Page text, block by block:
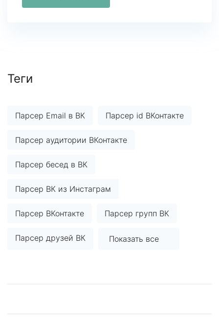
Теги
Парсер Email в ВК Парсер id ВКонтакте
Парсер аудитории ВКонтакте
Парсер бесед в ВК
Парсер ВК из Инстаграм
Парсер ВКонтакте Парсер групп ВК
Парсер друзей ВК Показать все